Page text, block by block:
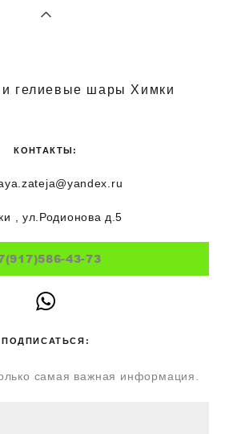
гелиевые шары Химки
КОНТАКТЫ:
, ул.Родионова д.5
43-73
ПОДПИСАТЬСЯ:
самая важная информация.